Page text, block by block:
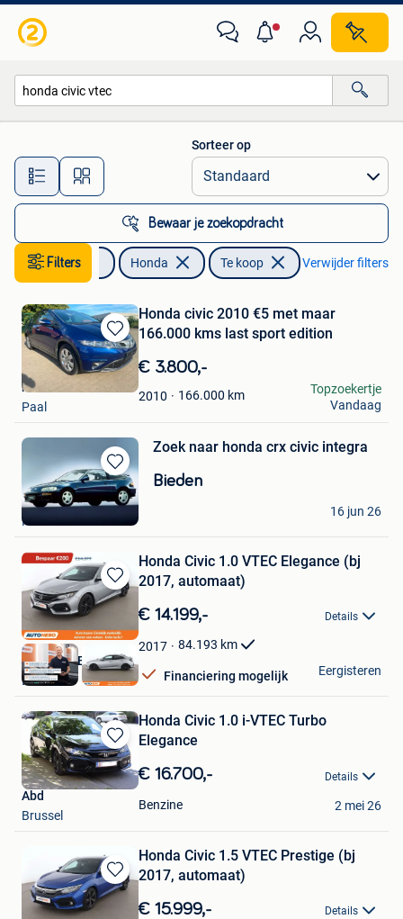
Alle afstanden…
Sorteer op
Bewaar je zoekopdracht
Filters
Auto's Honda Te koop Verwijder filters
Bewaren
in
Mijn
Favorieten
Honda civic 2010 €5 met maar
166.000 kms last sport edition
€ 3.800,-
2010 166.000 km
rahmon
Paal
Topzoekertje
Vandaag
Bewaren
in
Mijn
Favorieten
Zoek naar honda crx civic integra
Bieden
benoit
Fosses-La-Ville
16 jun 26
Bewaren
in
Favorieten
Honda Civic 1.0 VTEC Elegance (bj
2017, automaat)
€ 14.199,- Details
2017 84.193 km
Financiering mogelijk
Autohero België
Brussel
Eergisteren
Bewaren
in
Mijn
Favorieten
Honda Civic 1.0 i-VTEC Turbo
Elegance
€ 16.700,- Details
Benzine
Abd
Brussel
2 mei 26
Bewaren
in
Honda Civic 1.5 VTEC Prestige (bj
2017, automaat)
€ 15.999,- Details